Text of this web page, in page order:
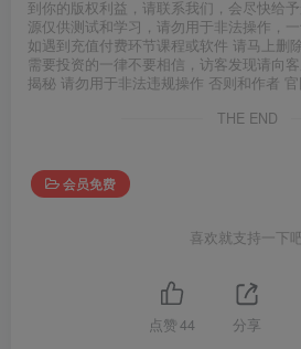
到你的版权利益，请联系我们，会尽快给
源仅供测试和学习，请勿用于非法操作，一
如遇到充值付费环节课程或软件 请马上删
需要投资的一律不要相信，访客发现请向
揭秘 请勿用于非法违规操作 否则和作者
THE END
会员免费
喜欢就支持一下
点赞 44 分享